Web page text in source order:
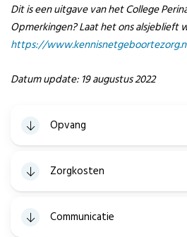
Dit is een uitgave van het College
Opmerkingen? Laat het ons alsjeblieft
https://
Datum update: 19 augustus 2022
Opvang
Zorgkosten
Communicatie